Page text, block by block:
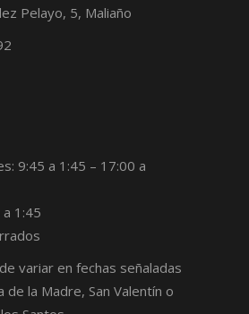
Pelayo, 5, Maliaño
9:45 a 1:45 – 17:00 a
a 1:45
variar en fechas señaladas
de la Madre, San Valentín o